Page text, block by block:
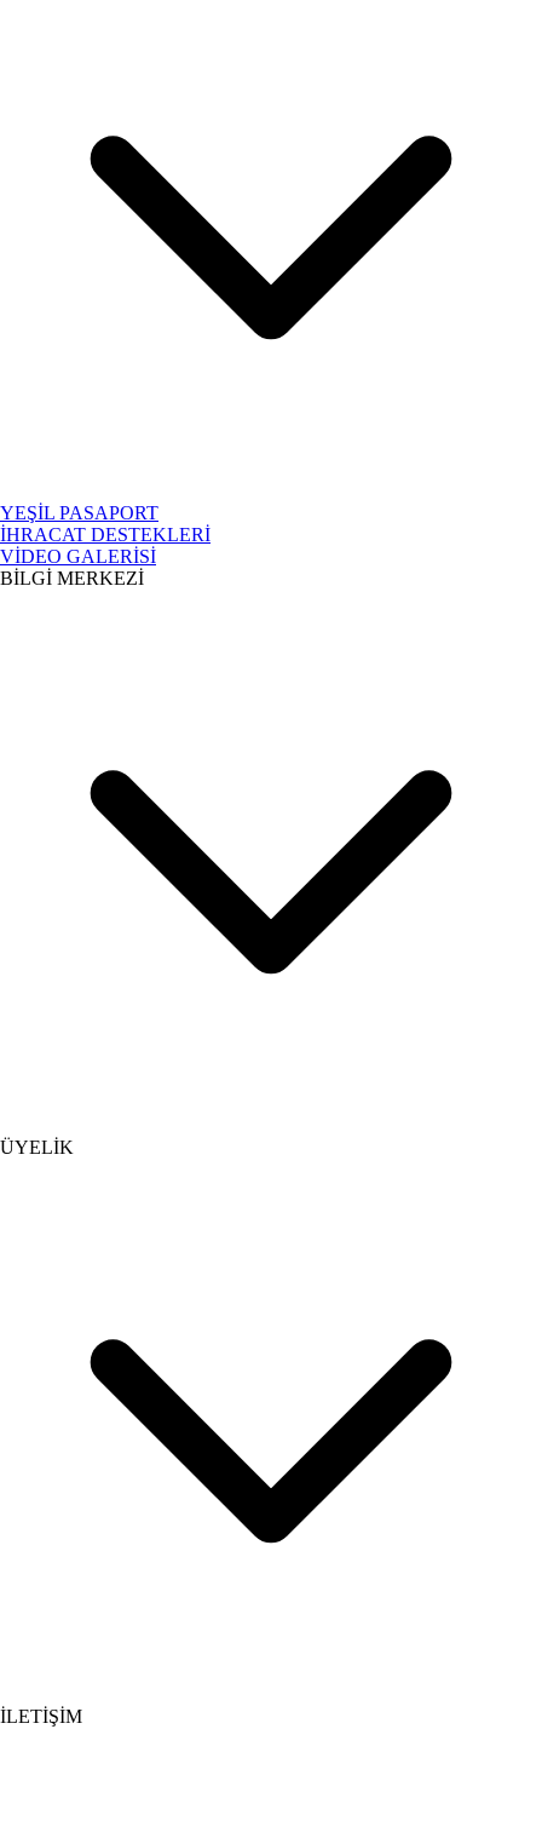
YEŞİL PASAPORT
İHRACAT DESTEKLERİ
VİDEO GALERİSİ
BİLGİ MERKEZİ
ÜYELİK
İLETİŞİM